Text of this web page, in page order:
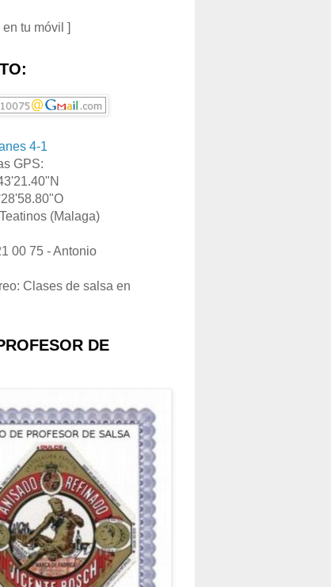
tu móvil ]
4-1
GPS:
(Malaga)
00 75 - Antonio
Clases de salsa en
DE